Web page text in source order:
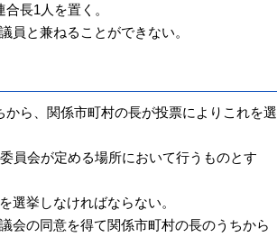
長1人を置く。
と兼ねることができない。
ら、関係市町村の長が投票によりこれを選
員会が定める場所において行うものとす
挙しなければならない。
の同意を得て関係市町村の長のうちから